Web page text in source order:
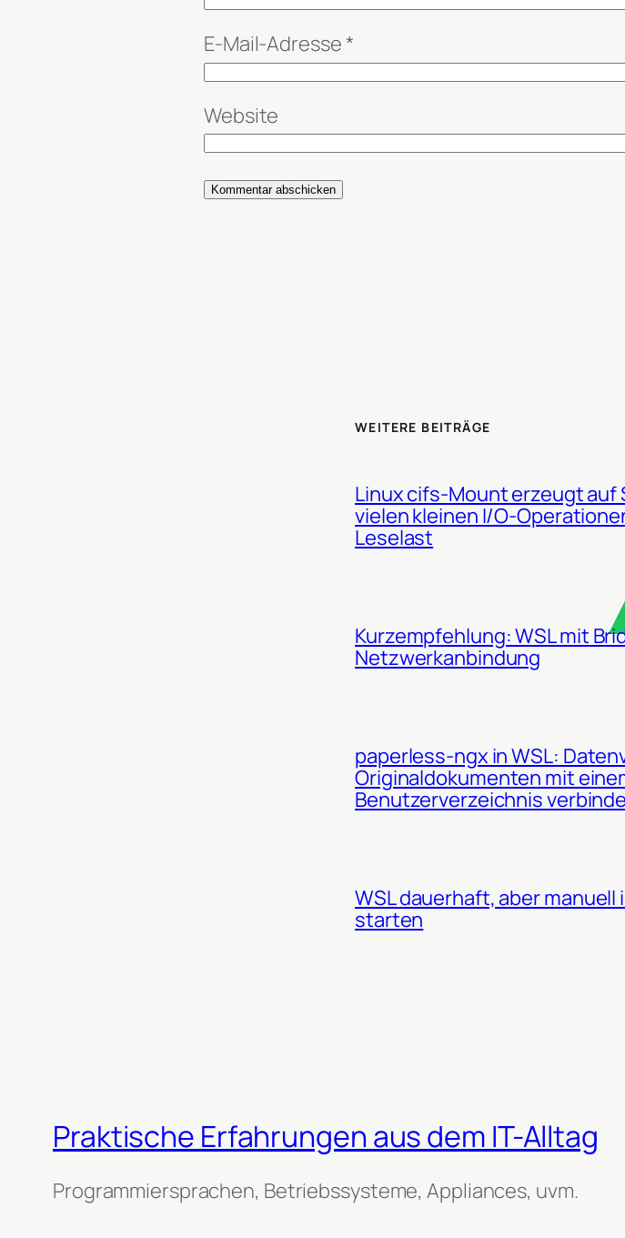
E-Mail-Adresse *
Website
WEITERE BEITRÄGE
Linux cifs-Mount erzeugt auf
vielen kleinen I/O-
Leselast
Kurzempfehlung: WSL mit
Netzwerkanbindung
paperless-ngx in WSL:
Originaldokumenten mit
Benutzerverzeichnis
WSL dauerhaft, aber
starten
Praktische Erfahrungen aus dem IT-Alltag
Programmiersprachen, Betriebssysteme, Appliances, uvm.